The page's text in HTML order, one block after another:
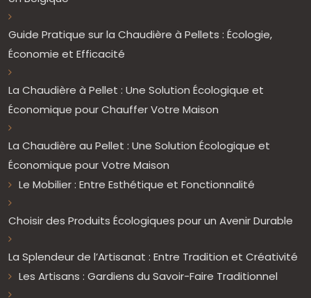
Guide Pratique sur la Chaudière à Pellets : Écologie,
Économie et Efficacité
La Chaudière à Pellet : Une Solution Écologique et
Économique pour Chauffer Votre Maison
La Chaudière au Pellet : Une Solution Écologique et
Économique pour Votre Maison
Le Mobilier : Entre Esthétique et Fonctionnalité
Choisir des Produits Écologiques pour un Avenir Durable
La Splendeur de l’Artisanat : Entre Tradition et Créativité
Les Artisans : Gardiens du Savoir-Faire Traditionnel